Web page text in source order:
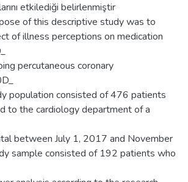
etkilediği belirlenmiştir
of this descriptive study was to
of illness perceptions on medication
percutaneous coronary
population consisted of 476 patients
to the cardiology department of a
between July 1, 2017 and November
sample consisted of 192 patients who